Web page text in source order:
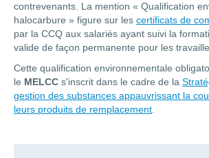
contrevenants. La mention « Qualification
halocarbure » figure sur les certificats de
par la CCQ aux salariés ayant suivi la
valide de façon permanente pour les
Cette qualification environnementale
le MELCC s'inscrit dans le cadre de la
gestion des substances appauvrissant la
leurs produits de remplacement